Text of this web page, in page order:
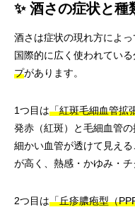
✨ 酒さの症状と種
酒さは症状の現れ方によ
国際的に広く使われてい
プがあります。
1つ目は「紅斑毛細血管拡
発赤（紅斑）と毛細血管
細かい血管が透けて見え
が高く、熱感・かゆみ・
2つ目は「丘疹膿疱型（